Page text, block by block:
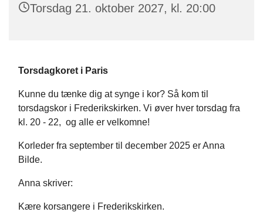
Torsdag 21. oktober 2027, kl. 20:00
Torsdagkoret i Paris
Kunne du tænke dig at synge i kor? Så kom til
torsdagskor i Frederikskirken. Vi øver hver torsdag fra
kl. 20 - 22, og alle er velkomne!
Korleder fra september til december 2025 er Anna
Bilde.
Anna skriver:
Kære korsangere i Frederikskirken.